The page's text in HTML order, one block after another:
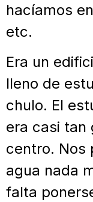
hacíamos
etc.
Era un
lleno de
chulo. El
era casi tan
centro. Nos
agua nada
falta